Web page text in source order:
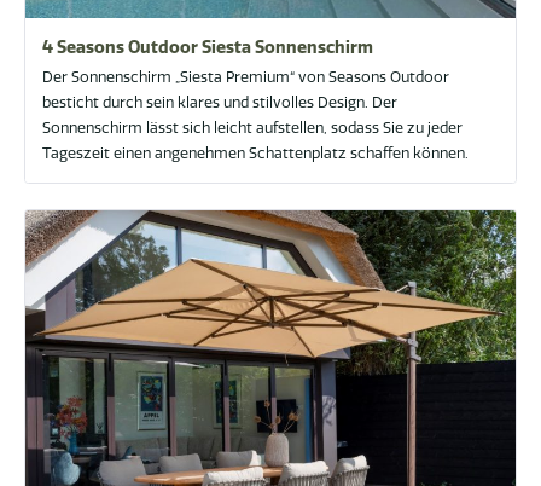
4 Seasons Outdoor Siesta Sonnenschirm
Der Sonnenschirm „Siesta Premium“ von Seasons Outdoor
besticht durch sein klares und stilvolles Design. Der
Sonnenschirm lässt sich leicht aufstellen, sodass Sie zu jeder
Tageszeit einen angenehmen Schattenplatz schaffen können.